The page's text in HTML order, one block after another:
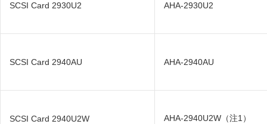
SCSI Card 2930U2 AHA-2930U2
SCSI Card 2940AU AHA-2940AU
SCSI Card 2940U2W AHA-2940U2W（注1）